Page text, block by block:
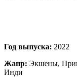
Год выпуска: 2022
Жанр: Экшены,
Инди